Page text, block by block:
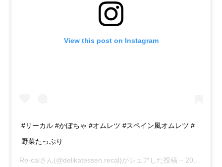
View this post on Instagram
#リーカル #かぼちゃ #オムレツ #スペイン風オムレツ #
野菜たっぷり
Re-calさん(@delikatessen.recal)がシェアした投稿 – 2017年 7月月27日午前4時37分PDT